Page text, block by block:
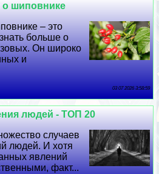
о шиповнике
– это
больше о
Он широко
и
03 07 2026 3:58:59
людей - ТОП 20
случаев
людей. И хотя
явлений
факт...